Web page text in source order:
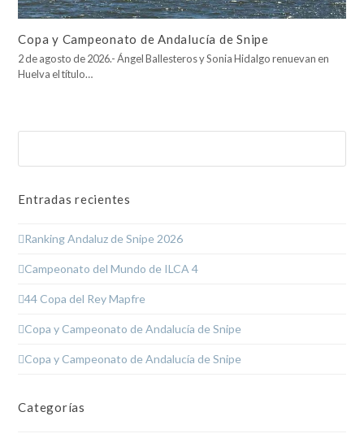
Copa y Campeonato de Andalucía de Snipe
2 de agosto de 2026.- Ángel Ballesteros y Sonia Hidalgo renuevan en
Huelva el título…
Entradas recientes
Ranking Andaluz de Snipe 2026
Campeonato del Mundo de ILCA 4
44 Copa del Rey Mapfre
Copa y Campeonato de Andalucía de Snipe
Copa y Campeonato de Andalucía de Snipe
Categorías